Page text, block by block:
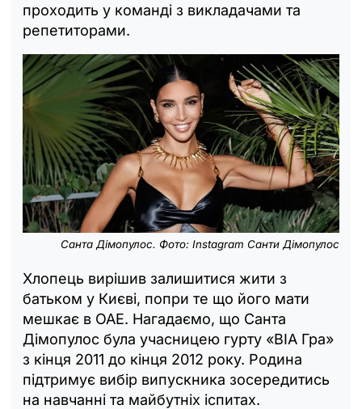
проходить у команді з викладачами та
репетиторами.
Санта Дімопулос. Фото: Instagram Санти Дімопулос
Хлопець вирішив залишитися жити з
батьком у Києві, попри те що його мати
мешкає в ОАЕ. Нагадаємо, що Санта
Дімопулос була учасницею гурту «ВІА Гра»
з кінця 2011 до кінця 2012 року. Родина
підтримує вибір випускника зосередитись
на навчанні та майбутніх іспитах.